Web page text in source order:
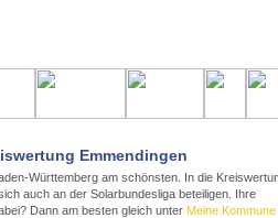
Emmendingen
Württemberg am schönsten. In die
auch an der Solarbundesliga beteiligen. Ihre
Dann am besten gleich unter Meine Kommune